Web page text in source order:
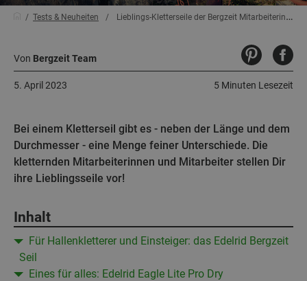
Tests & Neuheiten Lieblings-Kletterseile der Bergzeit Mitarbeiterinnen und Mitarbeiter
Von Bergzeit Team
5 Minuten Lesezeit
5. April 2023
Bei einem Kletterseil gibt es - neben der Länge und dem
Durchmesser - eine Menge feiner Unterschiede. Die
kletternden Mitarbeiterinnen und Mitarbeiter stellen Dir
ihre Lieblingsseile vor!
Inhalt
Für Hallenkletterer und Einsteiger: das Edelrid Bergzeit
Seil
Eines für alles: Edelrid Eagle Lite Pro Dry